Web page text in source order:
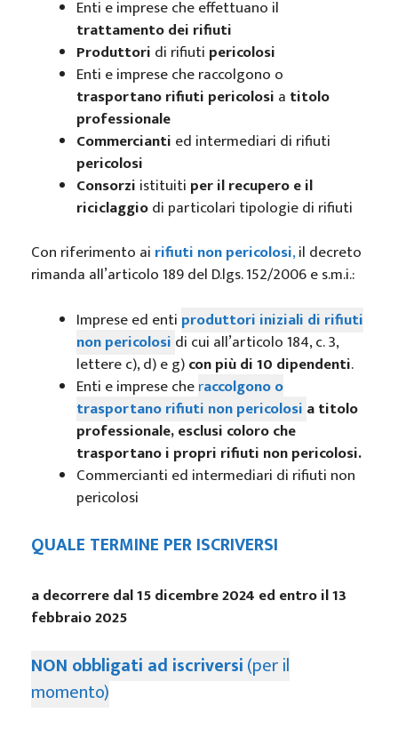
Enti e imprese che effettuano il
trattamento dei rifiuti
Produttori di rifiuti pericolosi
Enti e imprese che raccolgono o
trasportano rifiuti pericolosi a titolo
professionale
Commercianti ed intermediari di rifiuti
pericolosi
Consorzi istituiti per il recupero e il
riciclaggiodi particolari tipologie di rifiuti
Con riferimento ai rifiuti non pericolosi,il decreto
rimanda all’articolo 189 del D.lgs. 152/2006 e s.m.i.:
Imprese ed enti produttori iniziali di rifiuti
non pericolosi di cui all’articolo 184, c. 3,
lettere c), d) e g)con più di 10 dipendenti.
Enti e imprese cheraccolgono o
trasportanorifiuti non pericolosi a titolo
professionale, esclusi coloro che
trasportano i propri rifiuti non pericolosi.
Commercianti ed intermediari di rifiuti non
pericolosi
QUALE TERMINE PER ISCRIVERSI
a decorrere dal 15 dicembre 2024 ed entro il 13
febbraio 2025
NON obbligati ad iscriversi(per il
momento)